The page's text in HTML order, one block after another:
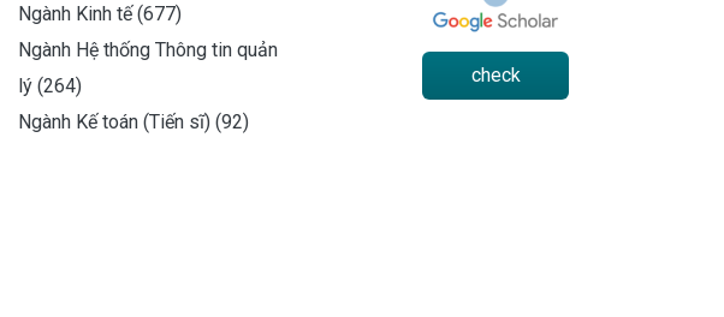
Ngành Kinh tế (677)
Ngành Hệ thống Thông tin quản
lý (264)
Ngành Kế toán (Tiến sĩ) (92)
check